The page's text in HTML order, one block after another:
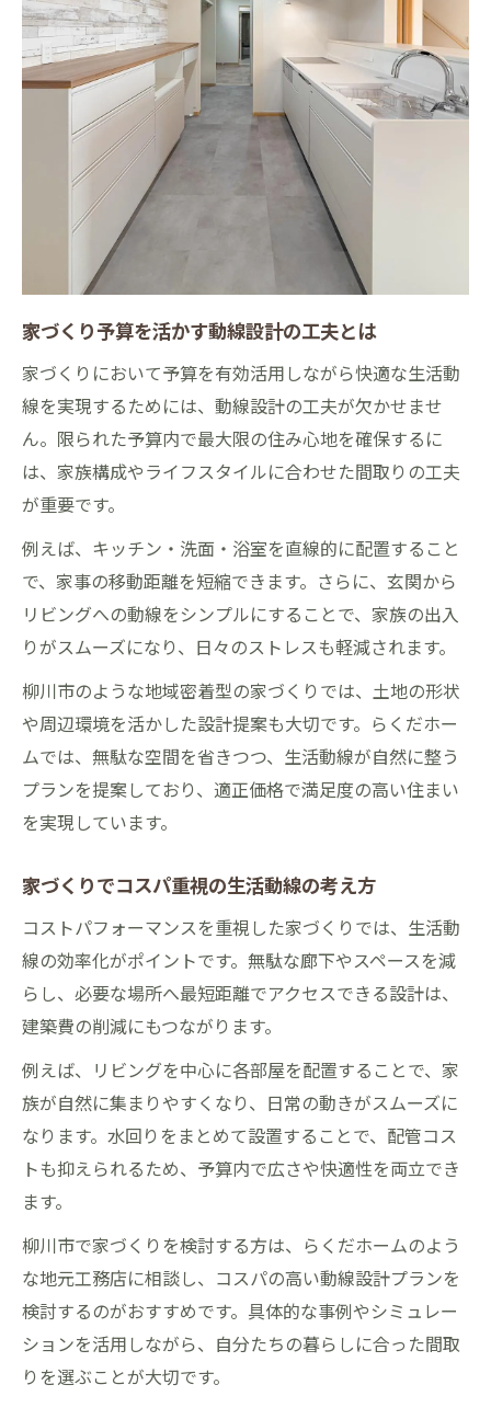
家づくり予算を活かす動線設計の工夫とは
家づくりにおいて予算を有効活用しながら快適な生活動
線を実現するためには、動線設計の工夫が欠かせませ
ん。限られた予算内で最大限の住み心地を確保するに
は、家族構成やライフスタイルに合わせた間取りの工夫
が重要です。
例えば、キッチン・洗面・浴室を直線的に配置すること
で、家事の移動距離を短縮できます。さらに、玄関から
リビングへの動線をシンプルにすることで、家族の出入
りがスムーズになり、日々のストレスも軽減されます。
柳川市のような地域密着型の家づくりでは、土地の形状
や周辺環境を活かした設計提案も大切です。らくだホー
ムでは、無駄な空間を省きつつ、生活動線が自然に整う
プランを提案しており、適正価格で満足度の高い住まい
を実現しています。
家づくりでコスパ重視の生活動線の考え方
コストパフォーマンスを重視した家づくりでは、生活動
線の効率化がポイントです。無駄な廊下やスペースを減
らし、必要な場所へ最短距離でアクセスできる設計は、
建築費の削減にもつながります。
例えば、リビングを中心に各部屋を配置することで、家
族が自然に集まりやすくなり、日常の動きがスムーズに
なります。水回りをまとめて設置することで、配管コス
トも抑えられるため、予算内で広さや快適性を両立でき
ます。
柳川市で家づくりを検討する方は、らくだホームのよう
な地元工務店に相談し、コスパの高い動線設計プランを
検討するのがおすすめです。具体的な事例やシミュレー
ションを活用しながら、自分たちの暮らしに合った間取
りを選ぶことが大切です。